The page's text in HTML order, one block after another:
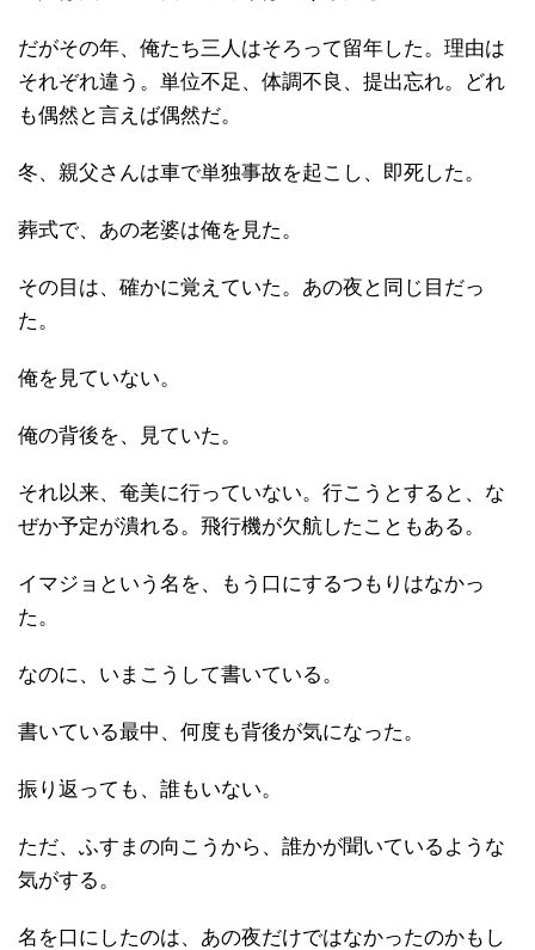
だがその年、俺たち三人はそろって留年した。理由は
それぞれ違う。単位不足、体調不良、提出忘れ。どれ
も偶然と言えば偶然だ。
冬、親父さんは車で単独事故を起こし、即死した。
葬式で、あの老婆は俺を見た。
その目は、確かに覚えていた。あの夜と同じ目だっ
た。
俺を見ていない。
俺の背後を、見ていた。
それ以来、奄美に行っていない。行こうとすると、な
ぜか予定が潰れる。飛行機が欠航したこともある。
イマジョという名を、もう口にするつもりはなかっ
た。
なのに、いまこうして書いている。
書いている最中、何度も背後が気になった。
振り返っても、誰もいない。
ただ、ふすまの向こうから、誰かが聞いているような
気がする。
名を口にしたのは、あの夜だけではなかったのかもし